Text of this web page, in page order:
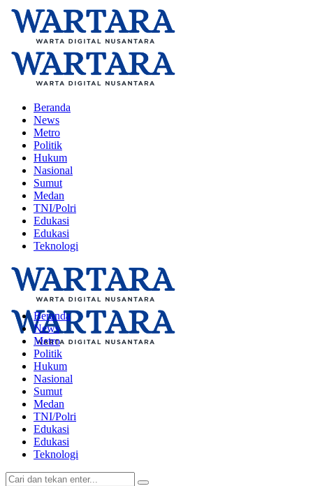
Beranda
News
Metro
Politik
Hukum
Nasional
Sumut
Medan
TNI/Polri
Edukasi
Edukasi
Teknologi
Beranda
News
Metro
Politik
Hukum
Nasional
Sumut
Medan
TNI/Polri
Edukasi
Edukasi
Teknologi